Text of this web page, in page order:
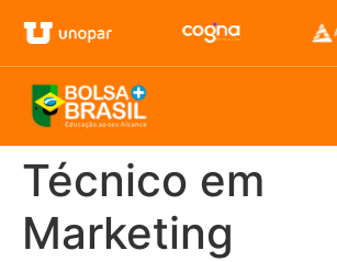
Técnico em
Marketing